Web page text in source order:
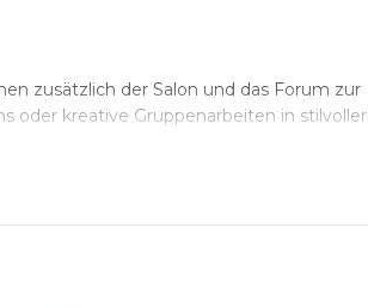
zusätzlich der Salon und das Forum zur
oder kreative Gruppenarbeiten in stilvoller
Moderationskoffer mit vielfältigem